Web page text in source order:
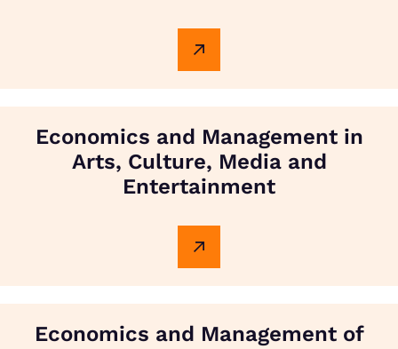
Economics and Management in
Arts, Culture, Media and
Entertainment
Economics and Management of